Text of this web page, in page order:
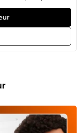
de design pour
accroître votre
ou marque. Pour
pas à me
vos projets et ou de